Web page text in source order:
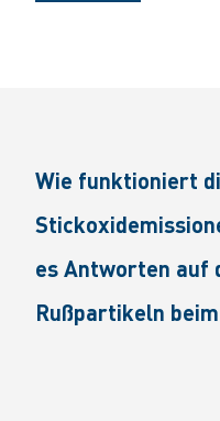
Wie funktioniert
es Antworten auf
Rußpartikeln